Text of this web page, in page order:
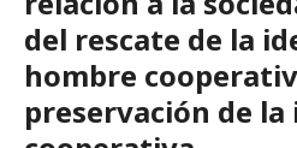
del rescate de la
hombre
preservación de